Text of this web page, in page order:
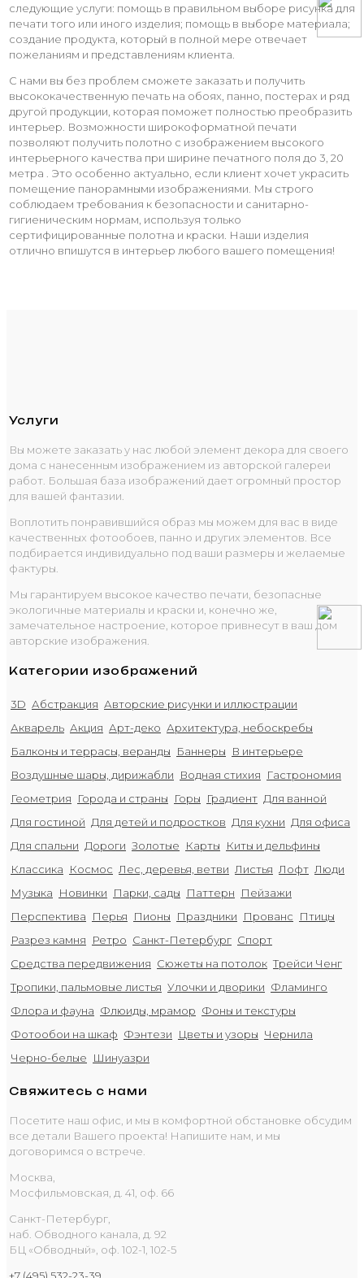
следующие услуги: помощь в правильном выборе рисунка для
печати того или иного изделия; помощь в выборе материала;
создание продукта, который в полной мере отвечает
пожеланиям и представлениям клиента.
С нами вы без проблем сможете заказать и получить
высококачественную печать на обоях, панно, постерах и ряд
другой продукции, которая поможет полностью преобразить
интерьер. Возможности широкоформатной печати
позволяют получить полотно с изображением высокого
интерьерного качества при ширине печатного поля до 3, 20
метра . Это особенно актуально, если клиент хочет украсить
помещение панорамными изображениями. Мы строго
соблюдаем требования к безопасности и санитарно-
гигиеническим нормам, используя только
сертифицированные полотна и краски. Наши изделия
отлично впишутся в интерьер любого вашего помещения!
Услуги
Вы можете заказать у нас любой элемент декора для своего
дома с нанесенным изображением из авторской галереи
работ. Большая база изображений дает огромный простор
для вашей фантазии.
Воплотить понравившийся образ мы можем для вас в виде
качественных фотообоев, панно и других элементов. Все
подбирается индивидуально под ваши размеры и желаемые
фактуры.
Мы гарантируем высокое качество печати, безопасные
экологичные материалы и краски и, конечно же,
замечательное настроение, которое привнесут в ваш дом
авторские изображения.
Категории изображений
3D Абстракция Авторские рисунки и иллюстрации
Акварель Акция Арт-деко Архитектура, небоскребы
Балконы и террасы, веранды
Баннеры
В интерьере
Воздушные шары, дирижабли
Водная стихия
Гастрономия
Геометрия
Города и страны Горы Градиент Для ванной
Для гостиной Для детей и подростков Для кухни Для офиса
Для спальни Дороги Золотые Карты
Киты и дельфины
Классика
Космос Лес, деревья, ветви Листья Лофт Люди
Музыка
Новинки Парки, сады Паттерн
Пейзажи
Перспектива
Перья Пионы Праздники Прованс
Птицы
Разрез камня
Ретро Санкт-Петербург Спорт
Средства передвижения Сюжеты на потолок Трейси Ченг
Тропики, пальмовые листья Улочки и дворики Фламинго
Флора и фауна Флюиды, мрамор Фоны и текстуры
Фотообои на шкаф Фэнтези Цветы и узоры Чернила
Черно-белые
Шинуазри
Свяжитесь с нами
Посетите наш офис, и мы в комфортной обстановке обсудим
все детали Вашего проекта! Напишите нам, и мы
договоримся о встрече.
Москва,
Мосфильмовская, д. 41, оф. 66
Санкт-Петербург,
наб. Обводного канала, д. 92
БЦ «Обводный», оф. 102-1, 102-5